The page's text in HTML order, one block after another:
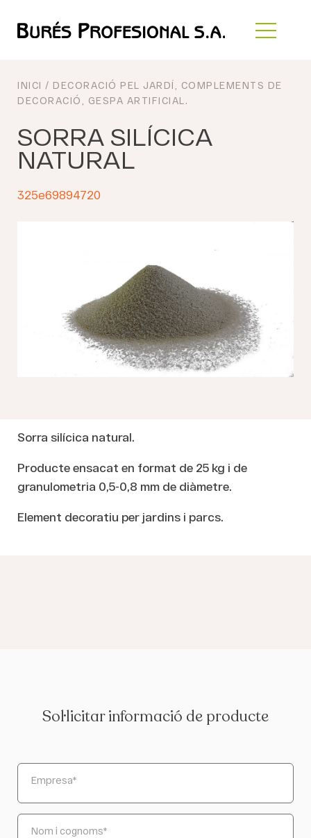
INICI / DECORACIÓ PEL JARDÍ
COMPLEMENTS DE
DECORACIÓ
GESPA ARTIFICIAL .
SORRA SILÍCICA
NATURAL
325e69894720
Sorra silícica natural.
Producte ensacat en format de 25 kg i de
granulometria 0,5-0,8 mm de diàmetre.
Element decoratiu per jardins i parcs.
Sol·licitar informació de producte
Empresa*
Nom i cognoms*